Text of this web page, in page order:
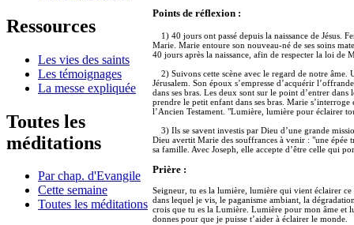
Ressources
Les vies des saints
Les témoignages
La messe expliquée
Toutes les
méditations
Par chap. d'Evangile
Cette semaine
Toutes les méditations
Points de réflexion :
1) 40 jours ont passé depuis la naissance de Jésus.
Marie. Marie entoure son nouveau-né de ses soins
40 jours après la naissance, afin de respecter la loi de
2) Suivons cette scène avec le regard de notre
Jérusalem. Son époux s’empresse d’acquérir
dans ses bras. Les deux sont sur le point d’entrer
prendre le petit enfant dans ses bras. Marie
l’Ancien Testament. "Lumière, lumière pour éclairer
3) Ils se savent investis par Dieu d’une grande
Dieu avertit Marie des souffrances à venir : "une
sa famille. Avec Joseph, elle accepte d’être celle qui
Prière :
Seigneur, tu es la lumière, lumière qui vient éclairer
dans lequel je vis, le paganisme ambiant, la
crois que tu es la Lumière. Lumière pour mon âme et
donnes pour que je puisse t’aider à éclairer le monde.